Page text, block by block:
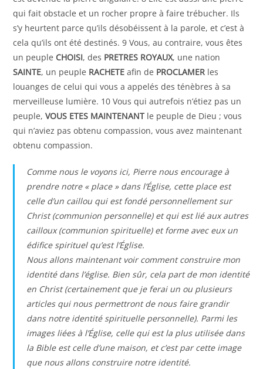
qui fait obstacle et un rocher propre à faire trébucher. Ils
s’y heurtent parce qu’ils désobéissent à la parole, et c’est à
cela qu’ils ont été destinés. 9 Vous, au contraire, vous êtes
un peuple CHOISI, des PRETRES ROYAUX, une nation
SAINTE, un peuple RACHETE afin de PROCLAMER les
louanges de celui qui vous a appelés des ténèbres à sa
merveilleuse lumière. 10 Vous qui autrefois n’étiez pas un
peuple,VOUS ETES MAINTENANT le peuple de Dieu ; vous
qui n’aviez pas obtenu compassion, vous avez maintenant
obtenu compassion.
Comme nous le voyons ici, Pierre nous encourage à
prendre notre « place » dans l’Église, cette place est
celle d’un caillou qui est fondé personnellement sur
Christ (communion personnelle) et qui est lié aux autres
cailloux (communion spirituelle) et forme avec eux un
édifice spirituel qu’est l’Église.
Nous allons maintenant voir comment construire mon
identité dans l’église. Bien sûr, cela part de mon identité
en Christ (certainement que je ferai un ou plusieurs
articles qui nous permettront de nous faire grandir
dans notre identité spirituelle personnelle). Parmi les
images liées à l’Église, celle qui est la plus utilisée dans
la Bible est celle d’une maison, et c’est par cette image
que nous allons construire notre identité.